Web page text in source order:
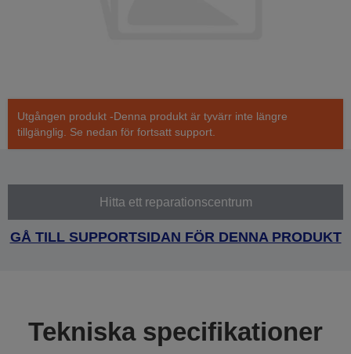
Utgången produkt -Denna produkt är tyvärr inte längre
tillgänglig. Se nedan för fortsatt support.
Hitta ett reparationscentrum
GÅ TILL SUPPORTSIDAN FÖR DENNA PRODUKT
Tekniska specifikationer